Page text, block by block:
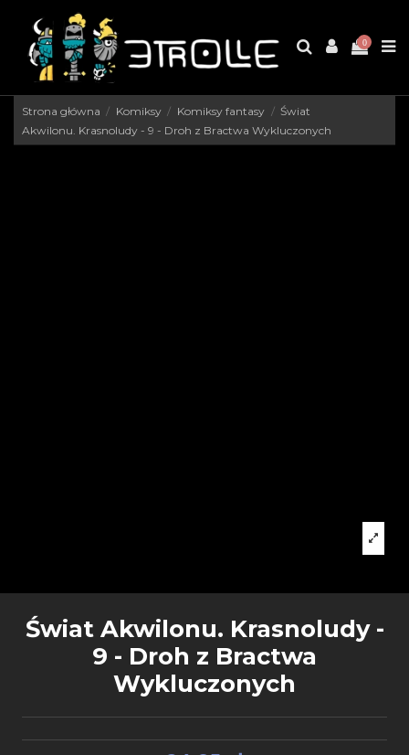
0
Strona główna Komiksy Komiksy fantasy
Świat
Akwilonu. Krasnoludy - 9 - Droh z Bractwa Wykluczonych
Świat Akwilonu. Krasnoludy -
9 - Droh z Bractwa
Wykluczonych